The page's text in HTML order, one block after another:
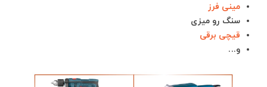
مینی فرز
سنگ رو میزی
قیچی برقی
و...